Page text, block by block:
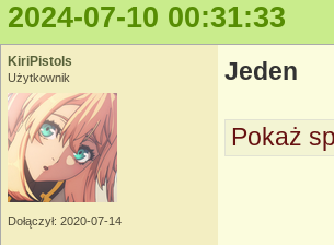
2024-07-10 00:31:33
KiriPistols
Użytkownik
Dołączył: 2020-07-14
Jeden
Pokaż